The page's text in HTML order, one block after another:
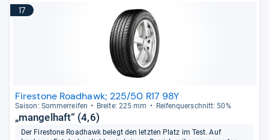
17
Firestone Roadhawk; 225/50 R17 98Y
Sai­son: Som­mer­rei­fen Breite: 225 mm Rei­fen­quer­schnitt: 50%
„mangelhaft“ (4,6)
Der Firestone Roadhawk belegt den letzten Platz im Test. Auf